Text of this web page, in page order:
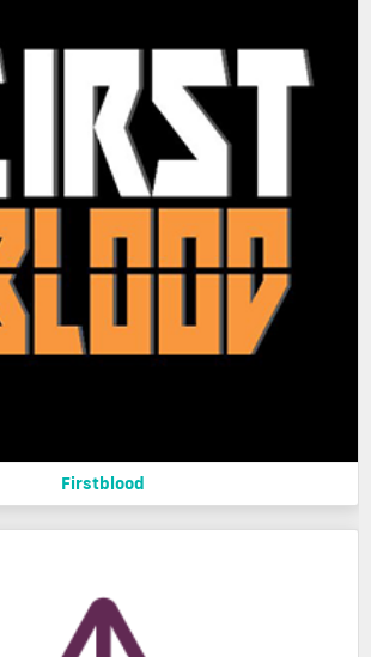
Firstblood